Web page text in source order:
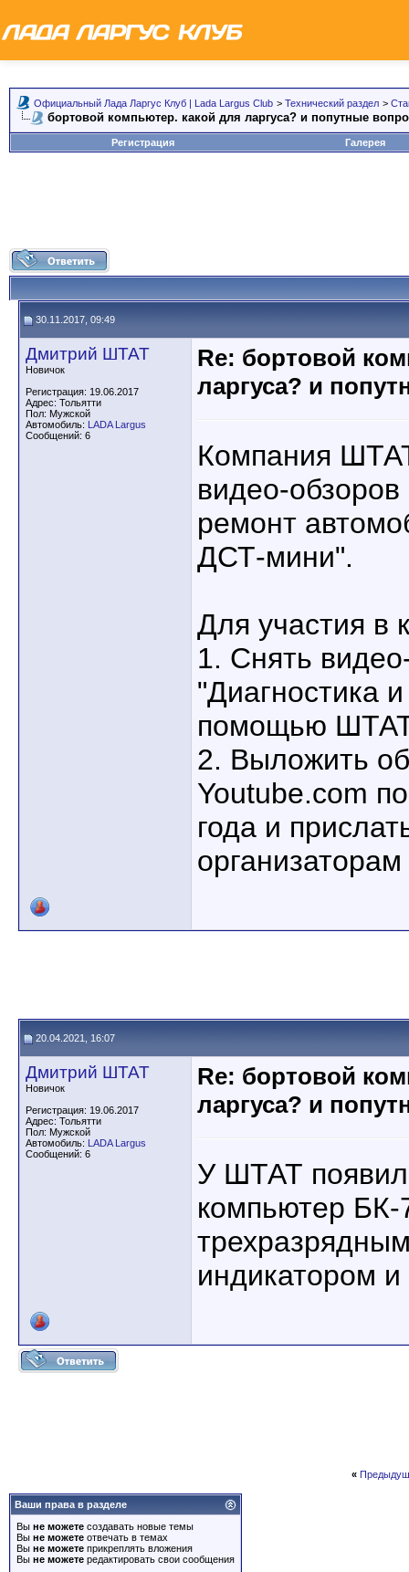
Официальный Лада Ларгус Клуб | Lada Largus Club > Технический раздел >
бортовой компьютер. какой для ларгуса? и попутные
Регистрация Галерея
30.11.2017, 09:49
Дмитрий ШТАТ
Новичок
Регистрация: 19.06.2017
Адрес: Тольятти
Пол: Мужской
Автомобиль: LADA Largus
Сообщений: 6
Re: бортовой
ларгуса? и
Компания
видео-
ремонт
ДСТ-мини".
Для участия в
1. Снять
"Диагностика
помощью
2. Выложить
Youtube.com
года и
организаторам
20.04.2021, 16:07
Дмитрий ШТАТ
Новичок
Регистрация: 19.06.2017
Адрес: Тольятти
Пол: Мужской
Автомобиль: LADA Largus
Сообщений: 6
Re: бортовой
ларгуса? и
У ШТАТ
компьютер
индикатором
«
Ваши права в разделе
Вы не можете создавать новые темы
Вы не можете отвечать в темах
Вы не можете прикреплять вложения
Вы не можете редактировать свои сообщения